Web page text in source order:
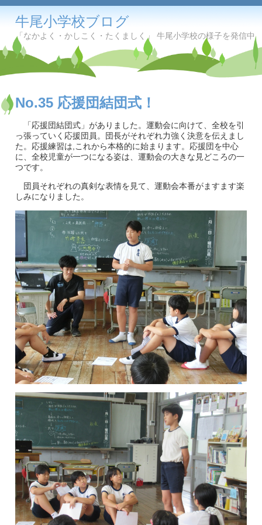
牛尾小学校ブログ
「なかよく・かしこく・たくましく」 牛尾小学校の様子を発信中
No.35 応援団結団式！
「応援団結団式」がありました。運動会に向けて、全校を引
っ張っていく応援団員。団長がそれぞれ力強く決意を伝えまし
た。応援練習は,これから本格的に始まります。応援団を中心
に、全校児童が一つになる姿は、運動会の大きな見どころの一
つです。
団員それぞれの真剣な表情を見て、運動会本番がますます楽
しみになりました。